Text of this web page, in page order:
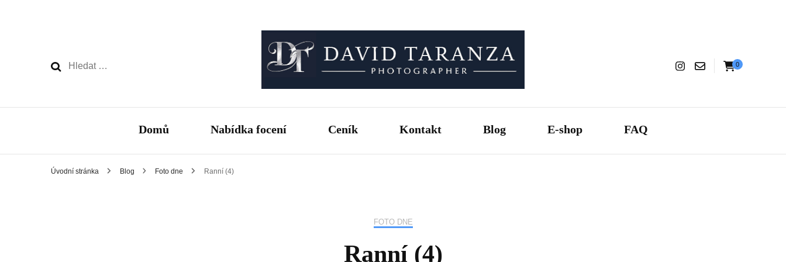
Vyhledávání
David Taranza
Fotograf pro chvíle, na kterých záleží.
0
Domů Nabídka focení Ceník Kontakt Blog E-shop FAQ
Úvodní stránka Blog Foto dne Ranní (4)
FOTO DNE
Ranní (4)